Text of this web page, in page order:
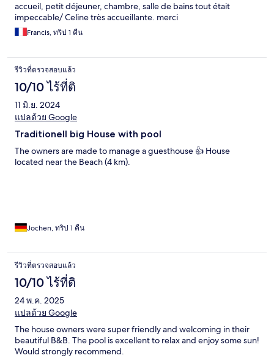
accueil, petit déjeuner, chambre, salle de bains tout était
impeccable/ Celine très accueillante. merci
Francis, ทริป 1 คืน
รีวิวที่ตรวจสอบแล้ว
10/10 ไร้ที่ติ
11 มิ.ย. 2024
แปลด้วย Google
Traditionell big House with pool
The owners are made to manage a guesthouse 👍 House
located near the Beach (4 km).
Jochen, ทริป 1 คืน
รีวิวที่ตรวจสอบแล้ว
10/10 ไร้ที่ติ
24 พ.ค. 2025
แปลด้วย Google
The house owners were super friendly and welcoming in their
beautiful B&B. The pool is excellent to relax and enjoy some sun!
Would strongly recommend.